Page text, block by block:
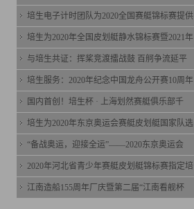
培生电子计时团队为2020全国赛艇锦标赛提供
培生为2020年全国皮划艇静水锦标赛暨2021年
与培生共证：挥桨竞渡擂战鼓 百舸争流延平
培生服务：2020年纪念中国龙舟公开赛10周年
国内首创！培生杯 · 上海划然赛艇俱乐部千
培生为2020年东京奥运会赛艇皮划艇国家队选
“备战奥运，迎接全运”——2020东京奥运会
2020年河北省青少年赛艇皮划艇锦标赛指定培
江南造船155周年厂庆暨第二届“江南看舰杯